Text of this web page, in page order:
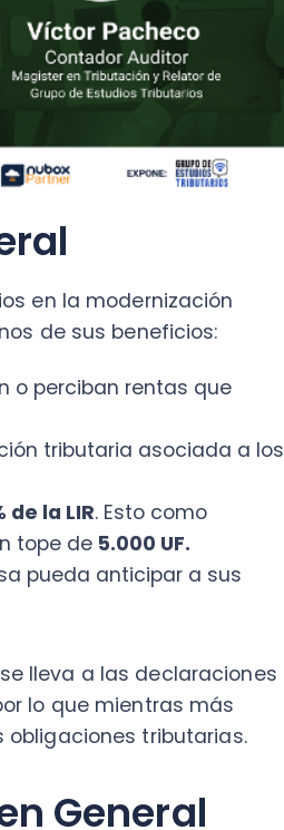
sus beneficios:
rentas que
asociada a los
. Esto como
anticipar a sus
a las declaraciones
tributarias.
tributarios de
inconvenientes
profundizar
introducidas por la
legales
renta efectiva
incentivo al ahorro”.